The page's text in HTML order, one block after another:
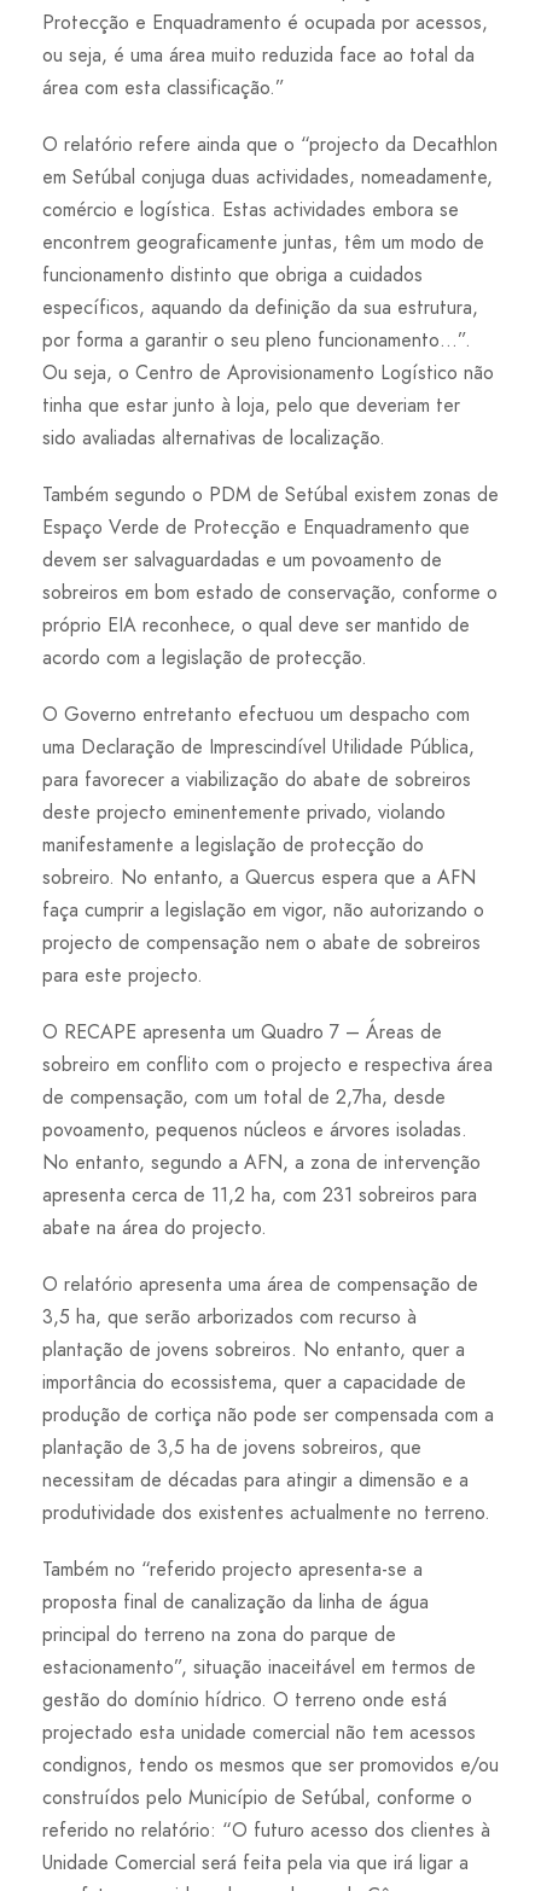
Protecção e Enquadramento é ocupada por acessos,
ou seja, é uma área muito reduzida face ao total da
área com esta classificação.”
O relatório refere ainda que o “projecto da Decathlon
em Setúbal conjuga duas actividades, nomeadamente,
comércio e logística. Estas actividades embora se
encontrem geograficamente juntas, têm um modo de
funcionamento distinto que obriga a cuidados
específicos, aquando da definição da sua estrutura,
por forma a garantir o seu pleno funcionamento…”.
Ou seja, o Centro de Aprovisionamento Logístico não
tinha que estar junto à loja, pelo que deveriam ter
sido avaliadas alternativas de localização.
Também segundo o PDM de Setúbal existem zonas de
Espaço Verde de Protecção e Enquadramento que
devem ser salvaguardadas e um povoamento de
sobreiros em bom estado de conservação, conforme o
próprio EIA reconhece, o qual deve ser mantido de
acordo com a legislação de protecção.
O Governo entretanto efectuou um despacho com
uma Declaração de Imprescindível Utilidade Pública,
para favorecer a viabilização do abate de sobreiros
deste projecto eminentemente privado, violando
manifestamente a legislação de protecção do
sobreiro. No entanto, a Quercus espera que a AFN
faça cumprir a legislação em vigor, não autorizando o
projecto de compensação nem o abate de sobreiros
para este projecto.
O RECAPE apresenta um Quadro 7 – Áreas de
sobreiro em conflito com o projecto e respectiva área
de compensação, com um total de 2,7ha, desde
povoamento, pequenos núcleos e árvores isoladas.
No entanto, segundo a AFN, a zona de intervenção
apresenta cerca de 11,2 ha, com 231 sobreiros para
abate na área do projecto.
O relatório apresenta uma área de compensação de
3,5 ha, que serão arborizados com recurso à
plantação de jovens sobreiros. No entanto, quer a
importância do ecossistema, quer a capacidade de
produção de cortiça não pode ser compensada com a
plantação de 3,5 ha de jovens sobreiros, que
necessitam de décadas para atingir a dimensão e a
produtividade dos existentes actualmente no terreno.
Também no “referido projecto apresenta-se a
proposta final de canalização da linha de água
principal do terreno na zona do parque de
estacionamento”, situação inaceitável em termos de
gestão do domínio hídrico. O terreno onde está
projectado esta unidade comercial não tem acessos
condignos, tendo os mesmos que ser promovidos e/ou
construídos pelo Município de Setúbal, conforme o
referido no relatório: “O futuro acesso dos clientes à
Unidade Comercial será feita pela via que irá ligar a